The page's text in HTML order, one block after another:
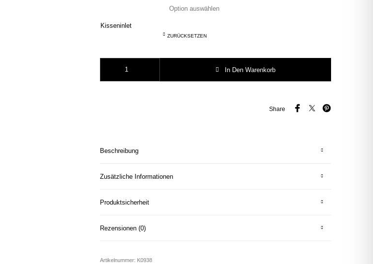
Kisseninlet
ZURÜCKSETZEN
In Den Warenkorb
Share
Beschreibung
Zusätzliche Informationen
Produktsicherheit
Rezensionen (0)
Artikelnummer: K0938